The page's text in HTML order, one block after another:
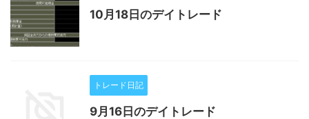
10月18日のデイトレード
トレード日記
9月16日のデイトレード